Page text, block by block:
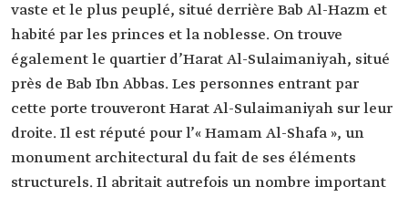
vaste et le plus peuplé, situé derrière Bab Al-Hazm et
habité par les princes et la noblesse. On trouve
également le quartier d’Harat Al-Sulaimaniyah, situé
près de Bab Ibn Abbas. Les personnes entrant par
cette porte trouveront Harat Al-Sulaimaniyah sur leur
droite. Il est réputé pour l’« Hamam Al-Shafa », un
monument architectural du fait de ses éléments
structurels. Il abritait autrefois un nombre important